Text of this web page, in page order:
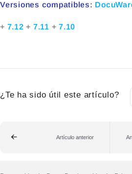
Versiones compatibles:
+ 7.12+ 7.11 + 7.10
¿Te ha sido útil este artículo?
Artículo anterior